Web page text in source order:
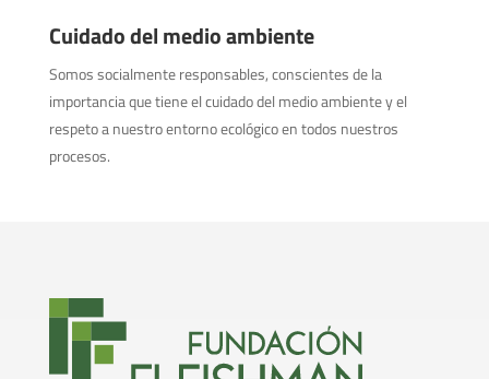
Cuidado del medio ambiente
Somos socialmente responsables, conscientes de la
importancia que tiene el cuidado del medio ambiente y el
respeto a nuestro entorno ecológico en todos nuestros
procesos.